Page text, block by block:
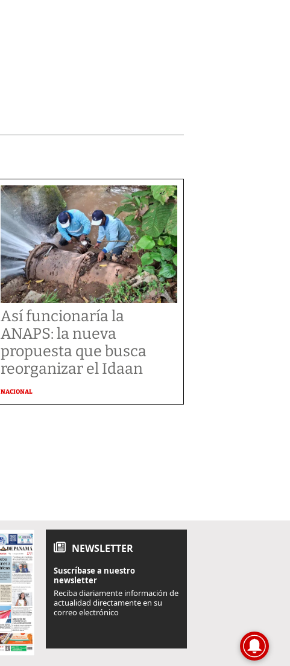
Así funcionaría la
ANAPS: la nueva
propuesta que busca
reorganizar el Idaan
NACIONAL
NEWSLETTER
Suscríbase a nuestro
newsletter
Reciba diariamente información de
actualidad directamente en su
correo electrónico